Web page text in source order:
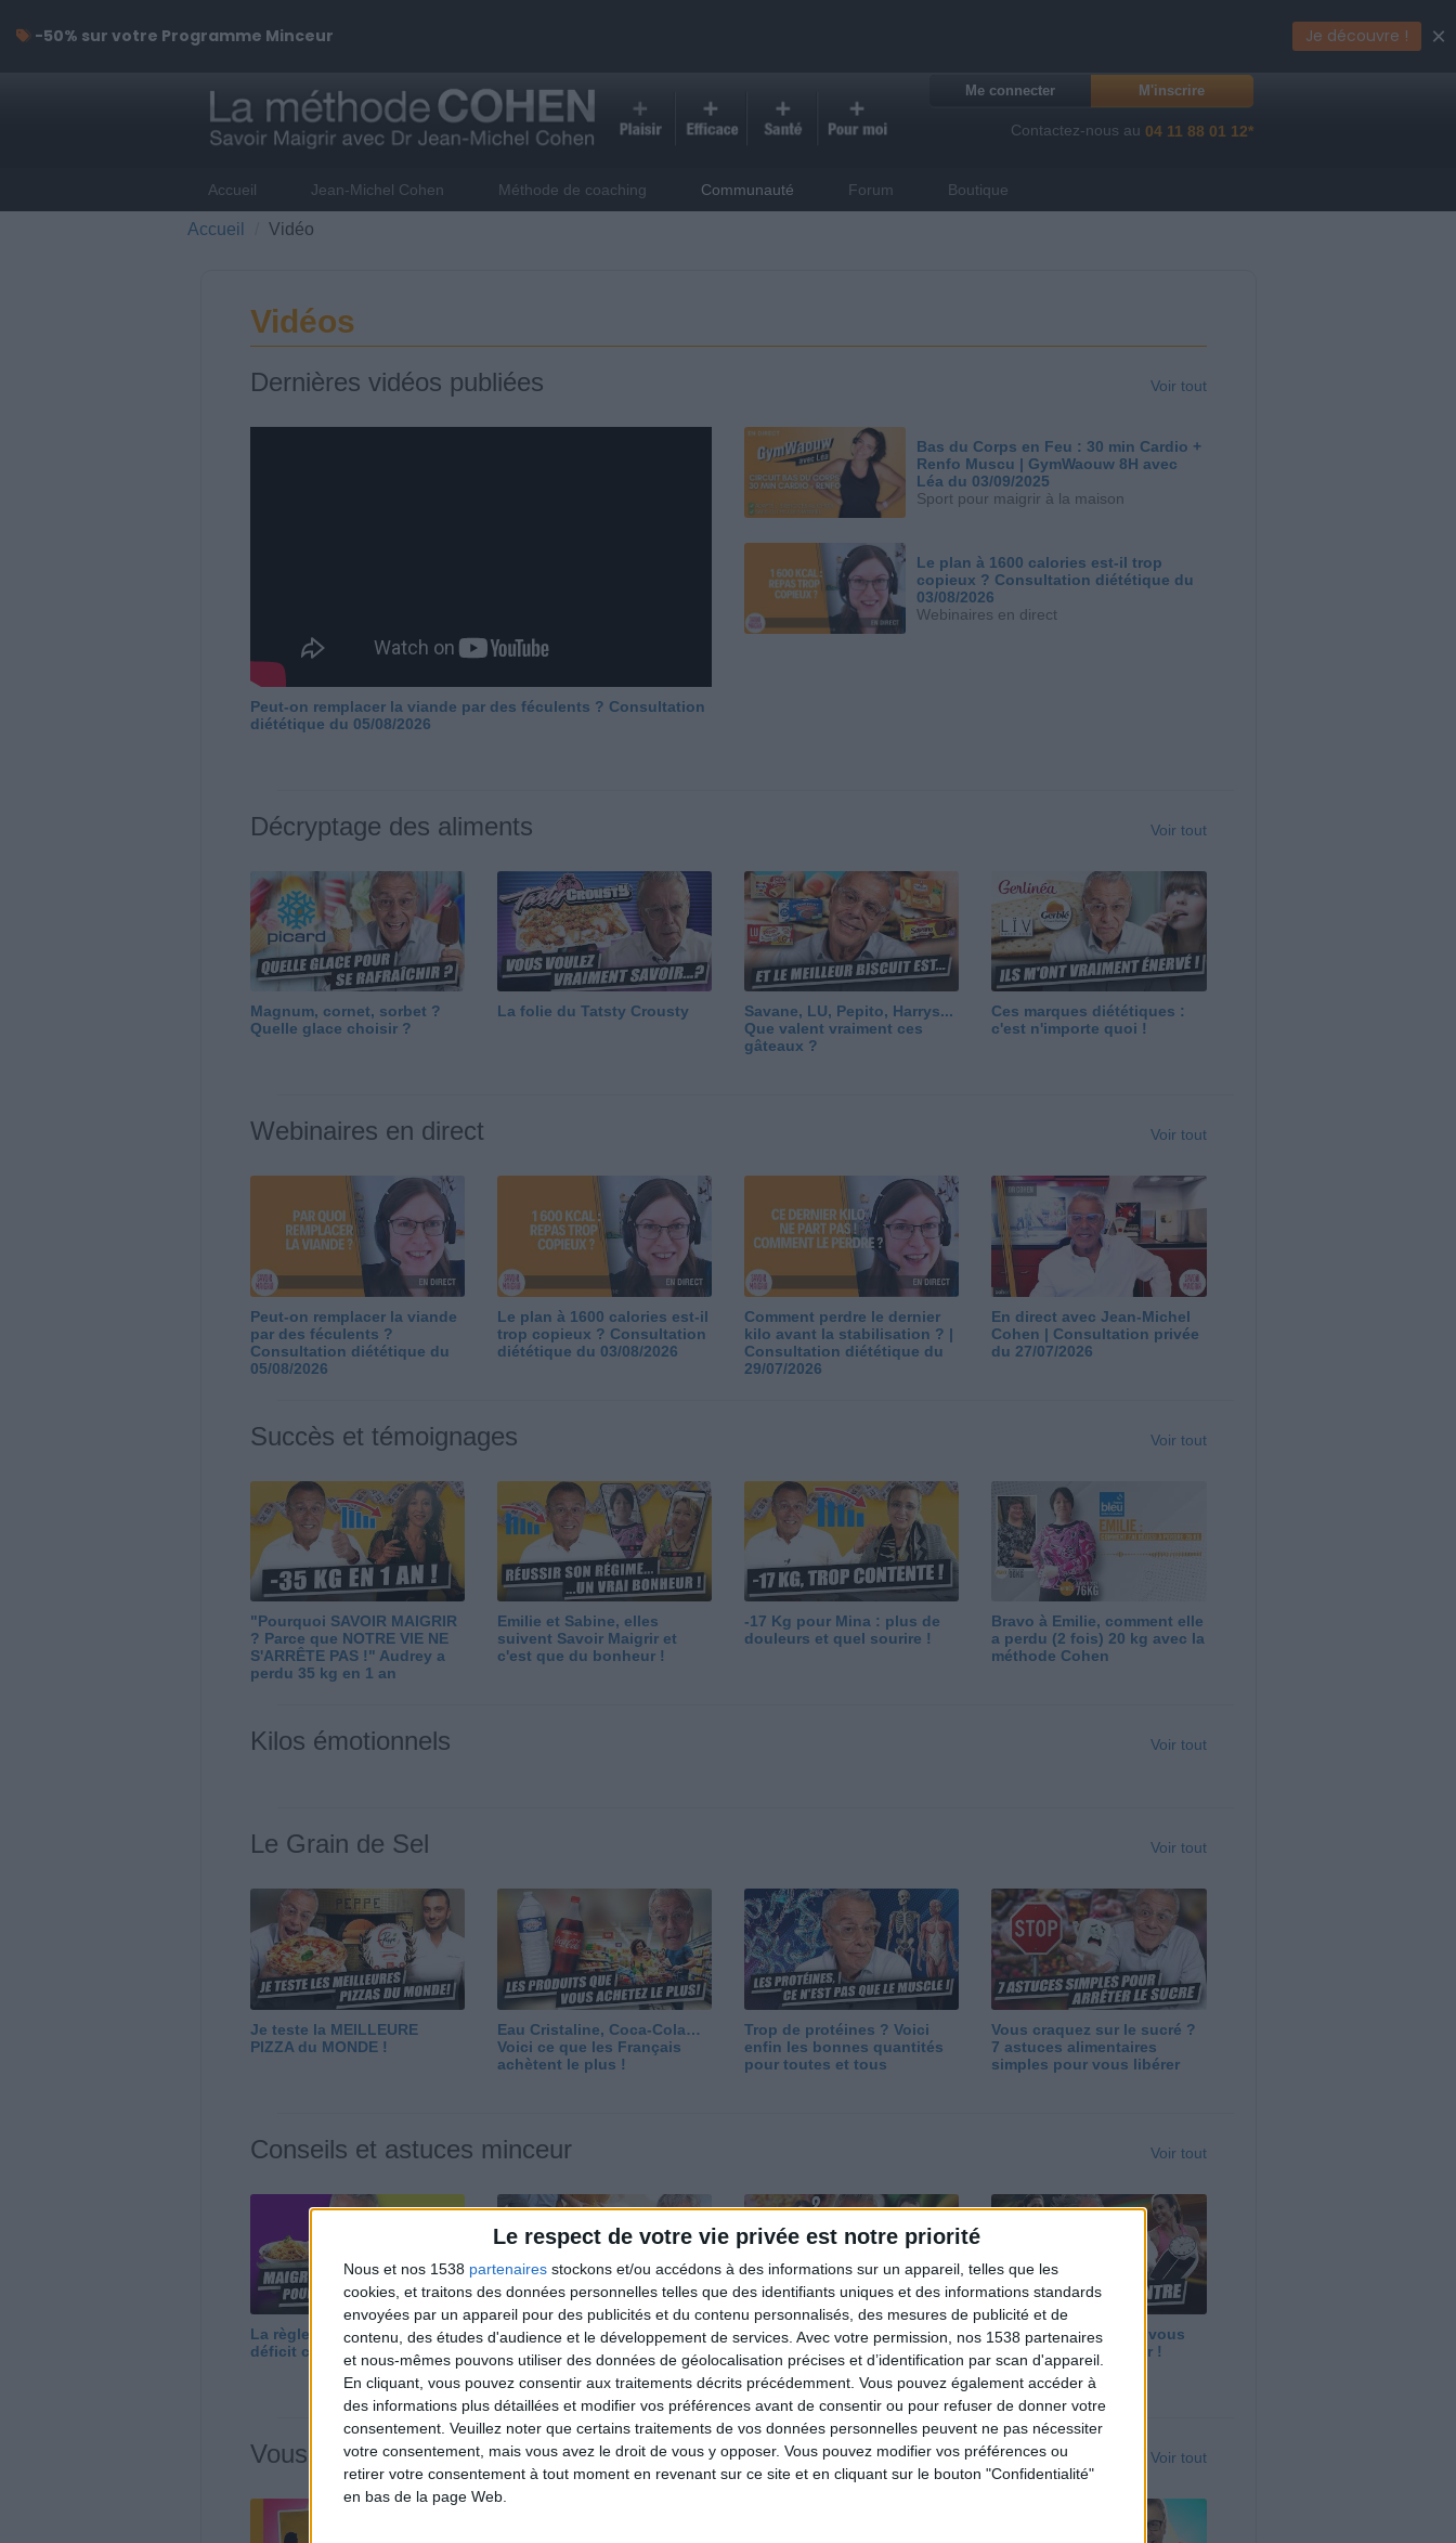
Le respect de votre vie privée est notre priorité
Nous et nos 1538 partenaires stockons et/ou accédons à des informations sur un appareil, telles que les
cookies, et traitons des données personnelles telles que des identifiants uniques et des informations standards
envoyées par un appareil pour des publicités et du contenu personnalisés, des mesures de publicité et de
contenu, des études d'audience et le développement de services. Avec votre permission, nos 1538 partenaires
et nous-mêmes pouvons utiliser des données de géolocalisation précises et d’identification par scan d'appareil.
En cliquant, vous pouvez consentir aux traitements décrits précédemment. Vous pouvez également accéder à
des informations plus détaillées et modifier vos préférences avant de consentir ou pour refuser de donner votre
consentement. Veuillez noter que certains traitements de vos données personnelles peuvent ne pas nécessiter
votre consentement, mais vous avez le droit de vous y opposer. Vous pouvez modifier vos préférences ou
retirer votre consentement à tout moment en revenant sur ce site et en cliquant sur le bouton "Confidentialité"
en bas de la page Web.
Me connecter M'inscrire
Contactez-nous au 04 11 88 01 12*
Accueil Jean-Michel Cohen Méthode de coaching Communauté Forum Boutique
Accueil Vidéo
Vidéos
Dernières vidéos publiées Voir tout
Peut-on remplacer la viande par des féculents ? Consultation
diététique du 05/08/2026
Bas du Corps en Feu : 30 min Cardio +
Renfo Muscu | GymWaouw 8H avec
Léa du 03/09/2025
Sport pour maigrir à la maison
Le plan à 1600 calories est-il trop
copieux ? Consultation diététique du
03/08/2026
Webinaires en direct
Décryptage des aliments Voir tout
Magnum, cornet, sorbet ?
Quelle glace choisir ?
La folie du Tatsty Crousty
Savane, LU, Pepito, Harrys...
Que valent vraiment ces
gâteaux ?
Ces marques diététiques :
c'est n'importe quoi !
Webinaires en direct Voir tout
Peut-on remplacer la viande
par des féculents ?
Consultation diététique du
05/08/2026
Le plan à 1600 calories est-il
trop copieux ? Consultation
diététique du 03/08/2026
Comment perdre le dernier
kilo avant la stabilisation ? |
Consultation diététique du
29/07/2026
En direct avec Jean-Michel
Cohen | Consultation privée
du 27/07/2026
Succès et témoignages Voir tout
"Pourquoi SAVOIR MAIGRIR
? Parce que NOTRE VIE NE
S'ARRÊTE PAS !" Audrey a
perdu 35 kg en 1 an
Emilie et Sabine, elles
suivent Savoir Maigrir et
c'est que du bonheur !
-17 Kg pour Mina : plus de
douleurs et quel sourire !
Bravo à Emilie, comment elle
a perdu (2 fois) 20 kg avec la
méthode Cohen
Kilos émotionnels Voir tout
Le Grain de Sel Voir tout
Je teste la MEILLEURE
PIZZA du MONDE !
Eau Cristaline, Coca-Cola…
Voici ce que les Français
achètent le plus !
Trop de protéines ? Voici
enfin les bonnes quantités
pour toutes et tous
Vous craquez sur le sucré ?
7 astuces alimentaires
simples pour vous libérer
Conseils et astuces minceur Voir tout
La règle N°1 pour maigrir : le
déficit calorique
Perdre 10 kg : ma méthode
est imparable
Et après la perte de poids ?
Je fais comment ?
Maigrir vite ? Ce que vous
devez vraiment savoir !
Vous m'avez demandé Voir tout
-50% sur votre Programme Minceur Je découvre ! ×